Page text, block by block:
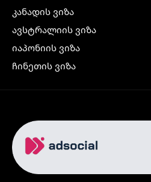
კანადის ვიზა
ავსტრალიის ვიზა
იაპონიის ვიზა
ჩინეთის ვიზა
ჩრდილოეთ ირლანდიის ვიზა
რუსეთის ვიზა
ავიაბილეთები